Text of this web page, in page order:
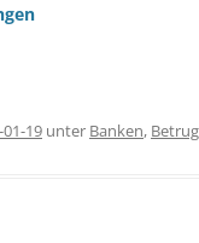
19 unter Banken, Betrug